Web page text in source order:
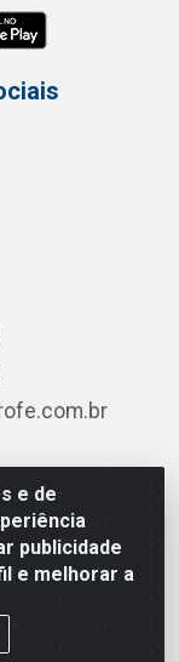
e de
publicidade
e melhorar a
Luna, 3777 -
400 - CNPJ